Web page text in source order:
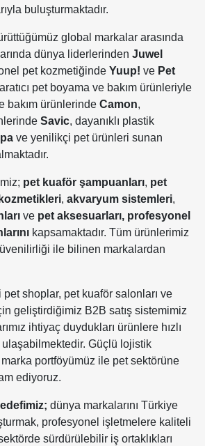
buluşturmaktadır.
global markalar arasında
dünya liderlerinden Juwel
pet kozmetiğinde Yuup! ve Pet
pet boyama ve bakım ürünleriyle
bakım ürünlerinde Camon,
Savic, dayanıklı plastik
ve yenilikçi pet ürünleri sunan
pet kuaför şampuanları, pet
, akvaryum sistemleri,
ve pet aksesuarları, profesyonel
kapsamaktadır. Tüm ürünlerimiz
ile bilinen markalardan
shoplar, pet kuaför salonları ve
geliştirdiğimiz B2B satış sistemimiz
ihtiyaç duydukları ürünlere hızlı
Güçlü lojistik
marka portföyümüz ile pet sektörüne
ediyoruz.
dünya markalarını Türkiye
profesyonel işletmelere kaliteli
sürdürülebilir iş ortaklıkları